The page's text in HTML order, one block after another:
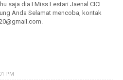
saja dia I Miss Lestari Jaenal CICI
Anda Selamat mencoba, kontak
PM